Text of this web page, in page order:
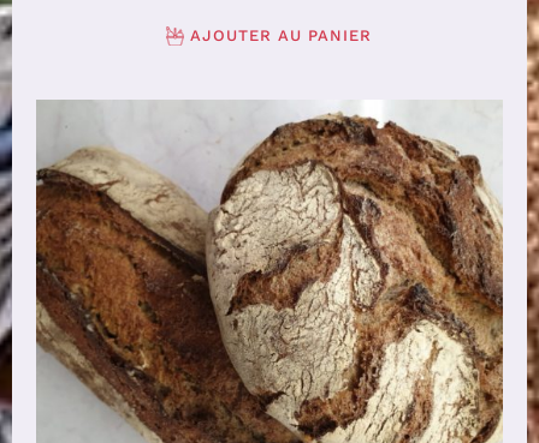
AJOUTER AU PANIER
AJOUTER AU PANIER / DÉTAILS